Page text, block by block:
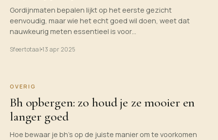
Gordijnmaten bepalen lijkt op het eerste gezicht
eenvoudig, maar wie het echt goed wil doen, weet dat
nauwkeurig meten essentieel is voor…
Sfeertotaal13 apr 2025
OVERIG
Bh opbergen: zo houd je ze mooier en
langer goed
Hoe bewaar je bh’s op de juiste manier om te voorkomen